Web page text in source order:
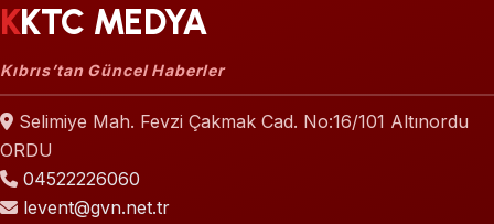
KKTC MEDYA
Kıbrıs’tan Güncel Haberler
Selimiye Mah. Fevzi Çakmak Cad. No:16/101 Altınordu
ORDU
04522226060
levent@gvn.net.tr